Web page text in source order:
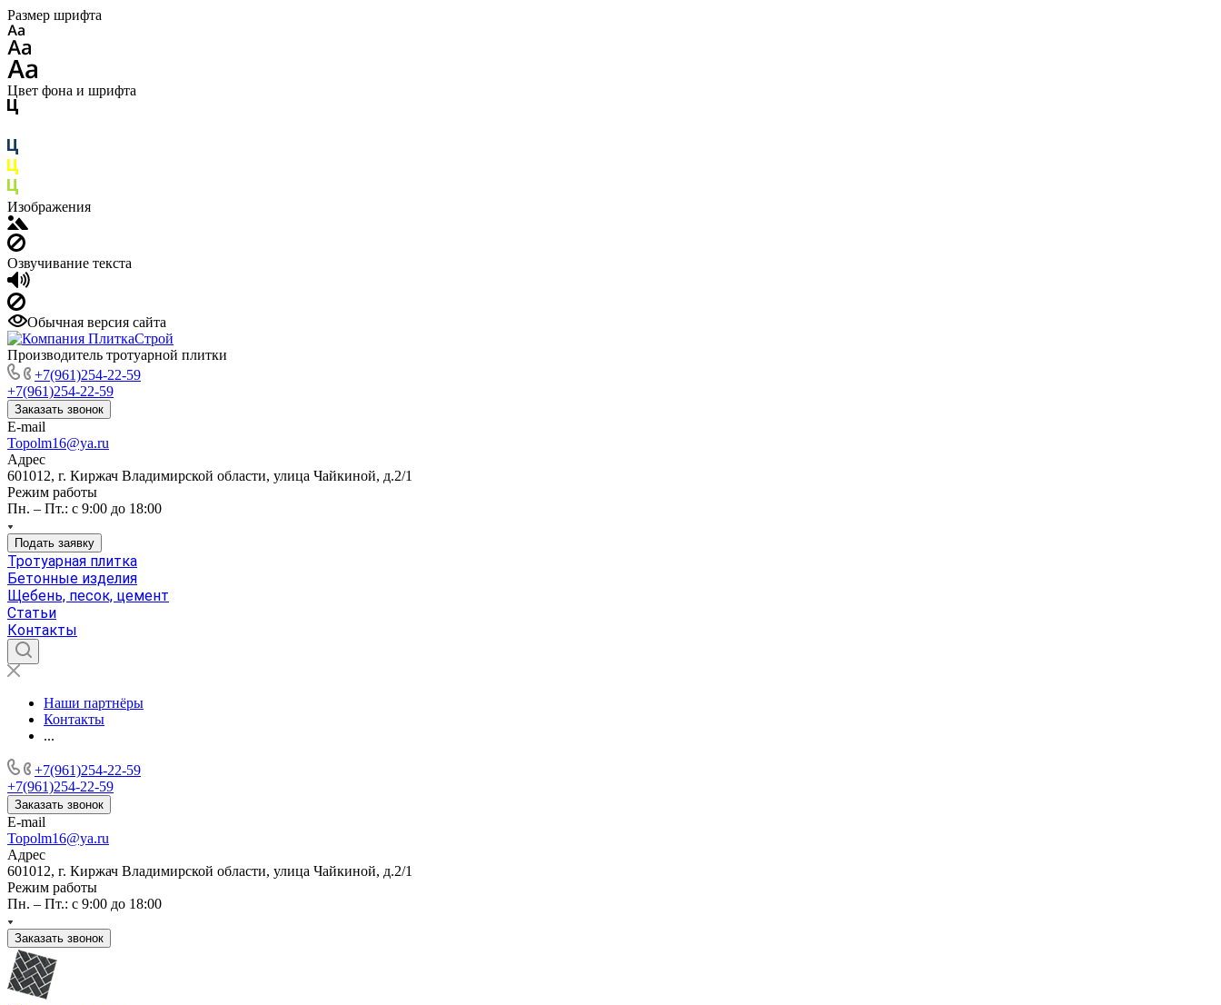
Размер шрифта
Цвет фона и шрифта
Изображения
Озвучивание текста
Обычная версия сайта
Производитель тротуарной плитки
+7(961)254-22-59
+7(961)254-22-59
Заказать звонок
E-mail
Topolm16@ya.ru
Адрес
601012, г. Киржач Владимирской области, улица Чайкиной, д.2/1
Режим работы
Пн. – Пт.: с 9:00 до 18:00
Подать заявку
Тротуарная плитка
Бетонные изделия
Щебень, песок, цемент
Статьи
Контакты
Наши партнёры
Контакты
...
+7(961)254-22-59
+7(961)254-22-59
Заказать звонок
E-mail
Topolm16@ya.ru
Адрес
601012, г. Киржач Владимирской области, улица Чайкиной, д.2/1
Режим работы
Пн. – Пт.: с 9:00 до 18:00
Заказать звонок